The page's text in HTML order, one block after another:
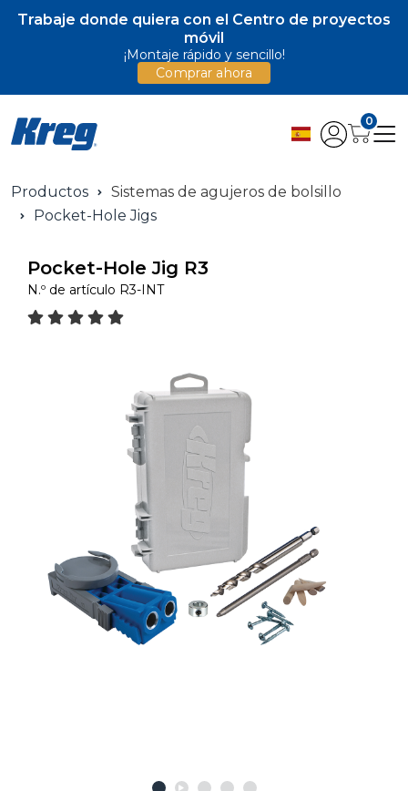
Trabaje donde quiera con el Centro de proyectos
móvil
¡Montaje rápido y sencillo!
Comprar ahora
0
Productos
Sistemas de agujeros de bolsillo
Pocket-Hole Jigs
Pocket-Hole Jig R3
N.º de artículo R3-INT